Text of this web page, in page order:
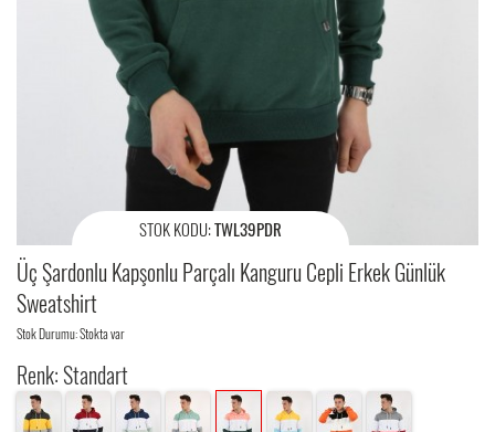
STOK KODU:TWL39PDR
Üç Şardonlu Kapşonlu Parçalı Kanguru Cepli Erkek Günlük
Sweatshirt
Stok Durumu: Stokta var
Renk: Standart